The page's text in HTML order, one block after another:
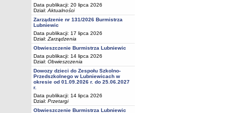
Data publikacji: 20 lipca 2026
Dział: Aktualności
Zarządzenie nr 131/2026 Burmistrza
Lubniewic
Data publikacji: 17 lipca 2026
Dział: Zarządzenia
Obwieszczenie Burmistrza Lubniewic
Data publikacji: 14 lipca 2026
Dział: Obwieszczenia
Dowozy dzieci do Zespołu Szkolno-
Przedszkolnego w Lubniewicach w
okresie od 01.09.2026 r. do 25.06.2027
r.
Data publikacji: 14 lipca 2026
Dział: Przetargi
Obwieszczenie Burmistrza Lubniewic